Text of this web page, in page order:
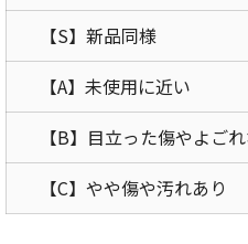
【S】新品同様
【A】未使用に近い
【B】目立った傷やよご
【C】やや傷や汚れあり